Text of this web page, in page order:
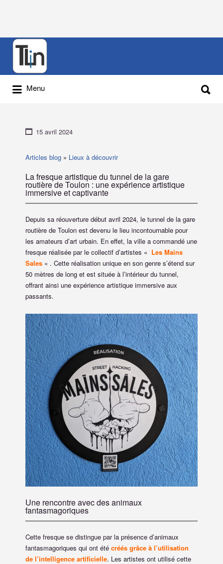
Rechercher
Menu
15 avril 2024
Articles blog » Lieux à découvrir
La fresque artistique du tunnel de la gare
routière de Toulon : une expérience artistique
immersive et captivante
Depuis sa réouverture début avril 2024, le tunnel de la gare
routière de Toulon est devenu le lieu incontournable pour
les amateurs d’art urbain. En effet, la ville a commandé une
fresque réalisée par le collectif d’artistes « Les Mains
Sales « . Cette réalisation unique en son genre s’étend sur
50 mètres de long et est située à l’intérieur du tunnel,
offrant ainsi une expérience artistique immersive aux
passants.
Une rencontre avec des animaux
fantasmagoriques
Cette fresque se distingue par la présence d’animaux
fantasmagoriques qui ont été créés grâce à l’utilisation
de l’intelligence artificielle. Les artistes ont utilisé cette